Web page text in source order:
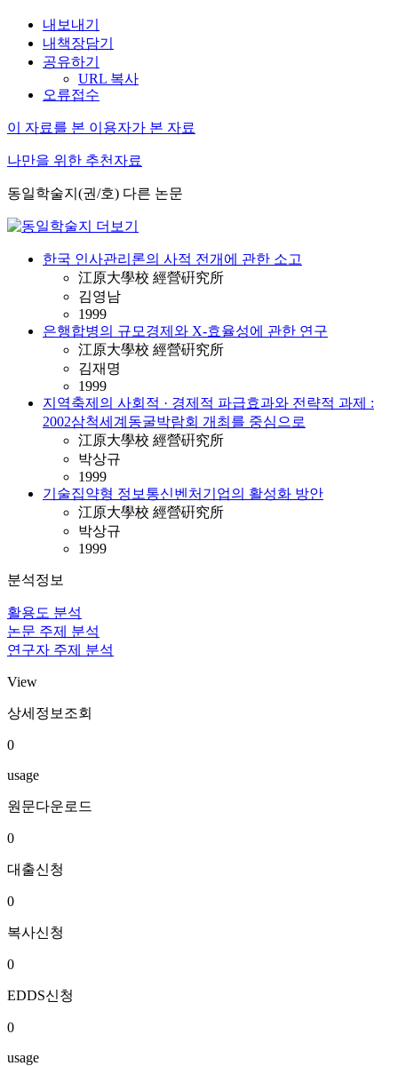
내보내기
내책장담기
공유하기
URL 복사
오류접수
이 자료를 본 이용자가 본 자료
나만을 위한 추천자료
동일학술지(권/호) 다른 논문
한국 인사관리론의 사적 전개에 관한 소고
江原大學校 經營硏究所
김영남
1999
은행합병의 규모경제와 X-효율성에 관한 연구
江原大學校 經營硏究所
김재명
1999
지역축제의 사회적 · 경제적 파급효과와 전략적 과제 :
2002삼척세계동굴박람회 개최를 중심으로
江原大學校 經營硏究所
박상규
1999
기술집약형 정보통신벤처기업의 활성화 방안
江原大學校 經營硏究所
박상규
1999
분석정보
활용도 분석
논문 주제 분석
연구자 주제 분석
View
상세정보조회
0
usage
원문다운로드
0
대출신청
0
복사신청
0
EDDS신청
0
usage